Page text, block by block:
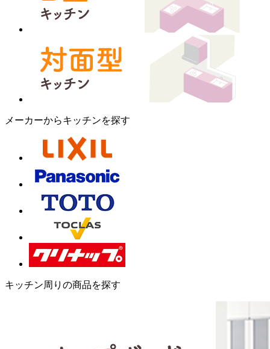
メーカーからキッチンを探す
キッチン周りの商品を探す